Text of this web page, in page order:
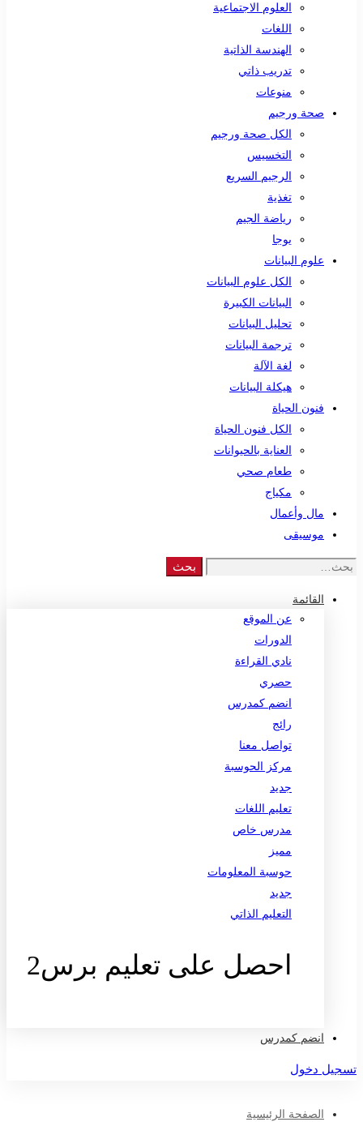
العلوم الاجتماعية
اللغات
الهندسة الذاتية
تدريب ذاتي
منوعات
صحة ورجيم
الكل صحة ورجيم
التخسيس
الرجيم السريع
تغذية
رياضة الجيم
يوجا
علوم البيانات
الكل علوم البيانات
البيانات الكبيرة
تحليل البيانات
ترجمة البيانات
لغة الآلة
هيكلة البيانات
فنون الحياة
الكل فنون الحياة
العناية بالحيوانات
طعام صحي
مكياج
مال وأعمال
موسيقى
Search
بحث
القائمة
عن الموقع
الدورات
نادي القراءة
حصري
انضم كمدرس
رائج
تواصل معنا
مركز الحوسبة
جديد
تعليم اللغات
مدرس خاص
مميز
حوسبة المعلومات
جديد
التعليم الذاتي
احصل على تعليم برس2
انضم كمدرس
تسجيل دخول
الصفحة الرئيسية